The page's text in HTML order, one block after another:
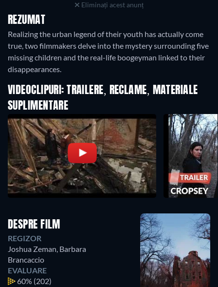
Eliminați acest anunț
REZUMAT
Realizing the urban legend of their youth has actually come
true, two filmmakers delve into the mystery surrounding five
missing children and the real-life boogeyman linked to their
disappearances.
VIDEOCLIPURI: TRAILERE, RECLAME, MATERIALE
SUPLIMENTARE
DESPRE FILM
REGIZOR
Joshua Zeman, Barbara
Brancaccio
EVALUARE
60% (202)